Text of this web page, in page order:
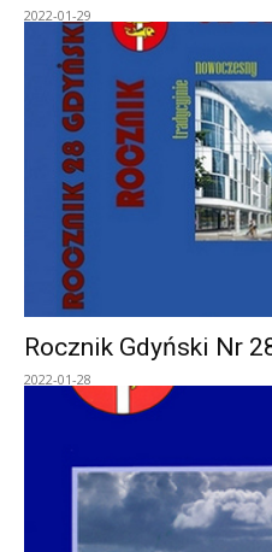
2022-01-29
Rocznik Gdyński Nr
2022-01-28